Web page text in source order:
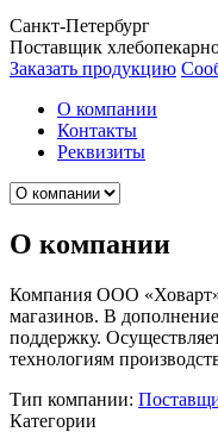
Санкт-Петербург
Поставщик
Заказать продукцию
О компании
Контакты
Реквизиты
О компании
Компания ООО «Ховарт»
магазинов. В
поддержку.
технологиям
Тип компании:
Категории